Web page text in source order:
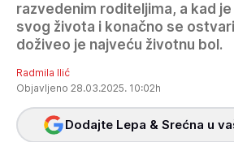
razvedenim roditeljima, a kad
svog života i konačno se
doživeo je najveću životnu bol.
Radmila Ilić
Objavljeno 28.03.2025. 10:02h
Dodajte Lepa & Srećna u